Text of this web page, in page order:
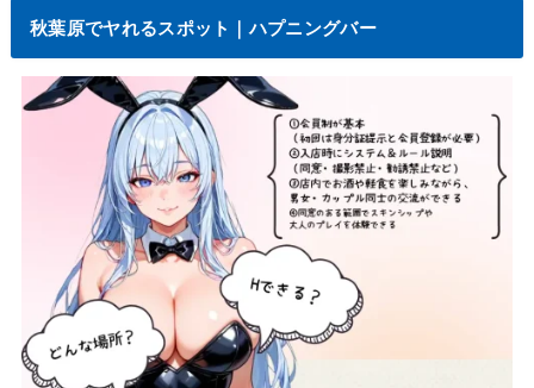
秋葉原でヤれるスポット｜ハプニングバー